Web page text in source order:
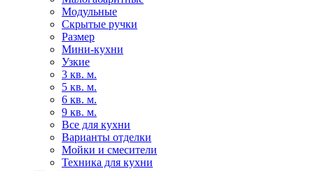
Модульные
Скрытые ручки
Размер
Мини-кухни
Узкие
3 кв. м.
5 кв. м.
6 кв. м.
9 кв. м.
Все для кухни
Варианты отделки
Мойки и смесители
Техника для кухни